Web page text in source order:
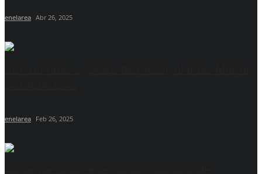
enelarea Abr 26, 2025
enelarea Feb 26, 2025